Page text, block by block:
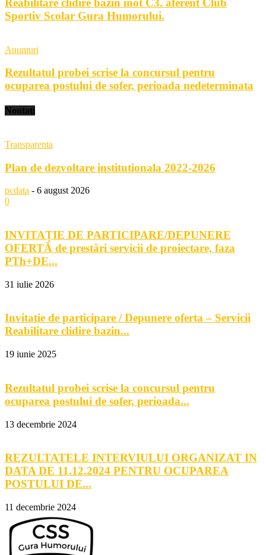
Reabilitare clidire bazin inot C3. aferent Club
Sportiv Scolar Gura Humorului.
Anunturi
Rezultatul probei scrise la concursul pentru
ocuparea postului de sofer, perioada nedeterminata
Noutati
Transparenta
Plan de dezvoltare institutionala 2022-2026
pcdata - 6 august 2026
0
INVITAȚIE DE PARTICIPARE/DEPUNERE
OFERTĂ de prestări servicii de proiectare, faza
PTh+DE...
31 iulie 2026
Invitatie de participare / Depunere oferta – Servicii
Reabilitare clidire bazin...
19 iunie 2025
Rezultatul probei scrise la concursul pentru
ocuparea postului de sofer, perioada...
13 decembrie 2024
REZULTATELE INTERVIULUI ORGANIZAT IN
DATA DE 11.12.2024 PENTRU OCUPAREA
POSTULUI DE...
11 decembrie 2024